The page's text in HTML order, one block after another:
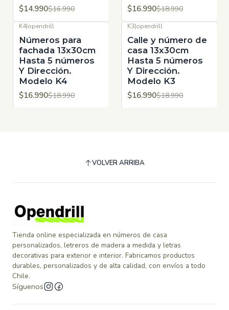
$14.990$16.990
$16.990$18.990
K4|opendrill
Números para
fachada 13x30cm
Hasta 5 números
Y Dirección.
Modelo K4
$16.990$18.990
K3|opendrill
Calle y número de
casa 13x30cm
Hasta 5 números
Y Dirección.
Modelo K3
$16.990$18.990
VOLVER ARRIBA
Tienda online especializada en números de casa
personalizados, letreros de madera a medida y letras
decorativas para exterior e interior. Fabricamos productos
durables, personalizados y de alta calidad, con envíos a todo
Chile.
Síguenos